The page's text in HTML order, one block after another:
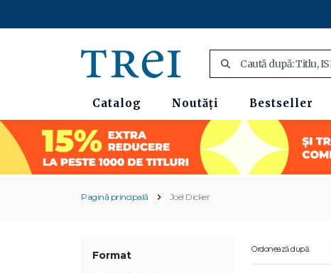
Catalog Noutăți Bestseller
Pagină principală Joël Dicker
Format
Ordonează după: